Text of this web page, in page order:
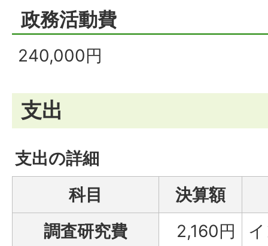
政務活動費
240,000円
支出
支出の詳細
科目
決算額
調査研究費
2,160円